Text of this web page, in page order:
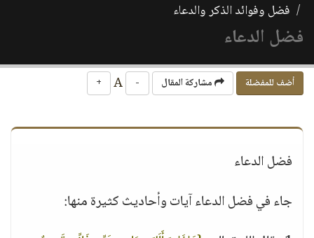
فضل وفوائد الذكر والدعاء
فضل الدعاء
أضف للمفضلة مشاركة المقال -
+
فضل الدعاء
جاء في فضل الدعاء آيات وأحاديث كثيرة منها: